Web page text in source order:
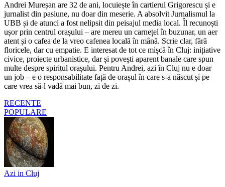
Andrei Mureșan are 32 de ani, locuiește în cartierul Grigorescu și e
jurnalist din pasiune, nu doar din meserie. A absolvit Jurnalismul la
UBB și de atunci a fost nelipsit din peisajul media local. Îl recunoști
ușor prin centrul orașului – are mereu un carnețel în buzunar, un aer
atent și o cafea de la vreo cafenea locală în mână. Scrie clar, fără
floricele, dar cu empatie. E interesat de tot ce mișcă în Cluj: inițiative
civice, proiecte urbanistice, dar și povești aparent banale care spun
multe despre spiritul orașului. Pentru Andrei, azi în Cluj nu e doar
un job – e o responsabilitate față de orașul în care s-a născut și pe
care vrea să-l vadă mai bun, zi de zi.
RECENTE
POPULARE
Azi in Cluj